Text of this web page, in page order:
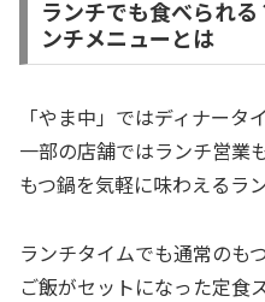
ランチでも食べられ
ンチメニューとは
「やま中」ではディナータ
一部の店舗ではランチ営業
もつ鍋を気軽に味わえるラ
ランチタイムでも通常のも
ご飯がセットになった定食